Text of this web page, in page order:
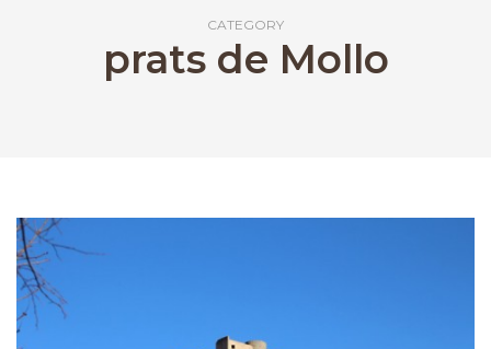
CATEGORY
prats de Mollo